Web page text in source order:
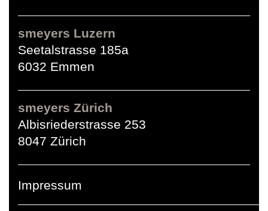
smeyers Luzern
Seetalstrasse 185a
6032 Emmen
smeyers Zürich
Albisriederstrasse 253
8047 Zürich
Impressum